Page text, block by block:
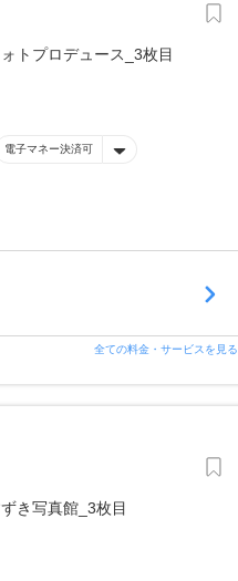
電子マネー決済可
全ての料金・サービスを見る